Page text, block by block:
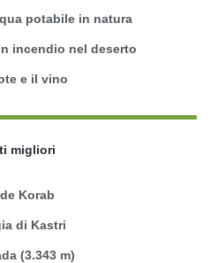
potabile in natura
incendio nel deserto
e il vino
migliori
Korab
di Kastri
(3.343 m)